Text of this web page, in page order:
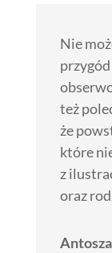
Nie
też
że
które
z
oraz